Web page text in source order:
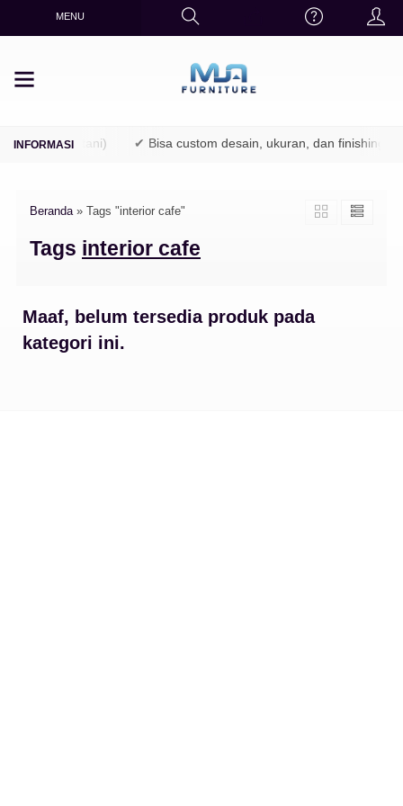
MENU
/ Perhutani) ✔ Bisa custom desain, ukuran, dan finishing
Beranda» Tags "interior cafe"
Tags interior cafe
Maaf, belum tersedia produk pada
kategori ini.